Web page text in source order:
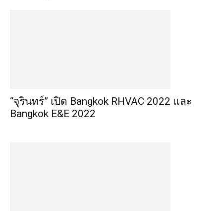
“จุรินทร์” เปิด Bangkok RHVAC 2022 และ
Bangkok E&E 2022